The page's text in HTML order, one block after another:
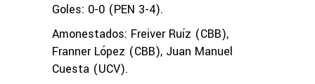
Goles: 0-0 (PEN 3-4).
Amonestados: Freiver Ruíz (CBB),
Franner López (CBB), Juan Manuel
Cuesta (UCV).